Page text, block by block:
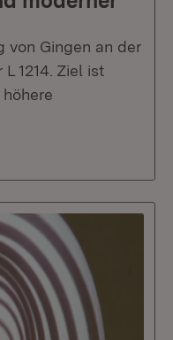
von Gingen an der
1214. Ziel ist